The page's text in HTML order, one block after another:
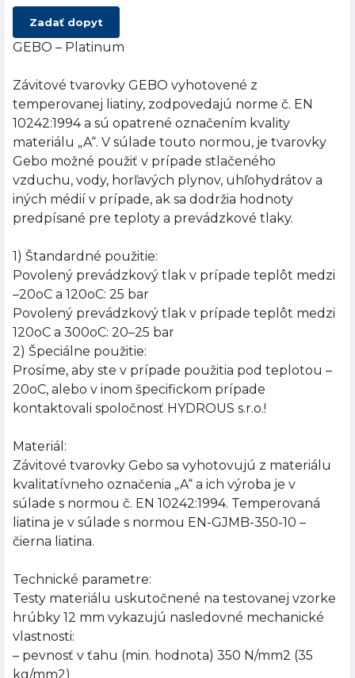
Zadať dopyt
GEBO – Platinum
Závitové tvarovky GEBO vyhotovené z
temperovanej liatiny, zodpovedajú norme č. EN
10242:1994 a sú opatrené označením kvality
materiálu „A“. V súlade touto normou, je tvarovky
Gebo možné použiť v prípade stlačeného
vzduchu, vody, horľavých plynov, uhľohydrátov a
iných médií v prípade, ak sa dodržia hodnoty
predpísané pre teploty a prevádzkové tlaky.
1) Štandardné použitie:
Povolený prevádzkový tlak v prípade teplôt medzi
–20oC a 120oC: 25 bar
Povolený prevádzkový tlak v prípade teplôt medzi
120oC a 300oC: 20–25 bar
2) Špeciálne použitie:
Prosíme, aby ste v prípade použitia pod teplotou –
20oC, alebo v inom špecifickom prípade
kontaktovali spoločnosť HYDROUS s.r.o.!
Materiál:
Závitové tvarovky Gebo sa vyhotovujú z materiálu
kvalitatívneho označenia „A“ a ich výroba je v
súlade s normou č. EN 10242:1994. Temperovaná
liatina je v súlade s normou EN-GJMB-350-10 –
čierna liatina.
Technické parametre:
Testy materiálu uskutočnené na testovanej vzorke
hrúbky 12 mm vykazujú nasledovné mechanické
vlastnosti:
– pevnosť v ťahu (min. hodnota) 350 N/mm2 (35
kg/mm2)